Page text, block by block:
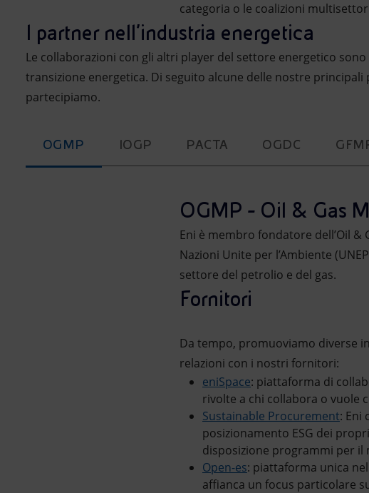
categoria o le coalizioni
I partner nell’industria energetica
Le collaborazioni con gli altri player del settore energetico
transizione energetica. Di seguito alcune delle nostre
partecipiamo.
OGMP IOGP PACTA OGDC
OGMP - Oil & Gas
Eni è membro fondatore dell’Oil
Nazioni Unite per l’Ambiente
settore del petrolio e del gas.
Fornitori
Da tempo, promuoviamo diverse
relazioni con i nostri fornitori:
eniSpace: piattaforma di
rivolte a chi collabora o vuole
Sustainable Procurement: Eni
posizionamento ESG dei
disposizione programmi per il
Open-es: piattaforma unica
affianca un focus particolare